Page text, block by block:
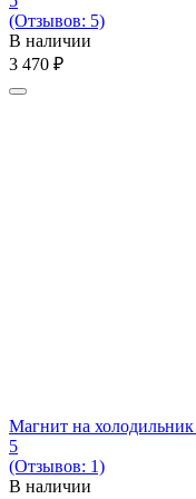
(Отзывов: 5)
В наличии
3 470 ₽
Магнит на
5
(Отзывов: 1)
В наличии